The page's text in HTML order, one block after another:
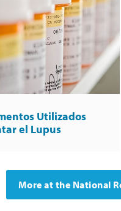
Utilizados
el Lupus
More at the National